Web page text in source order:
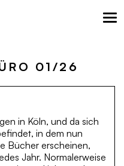
01/26
in Köln, und da sich
in dem nun
Bücher erscheinen,
Jahr. Normalerweise